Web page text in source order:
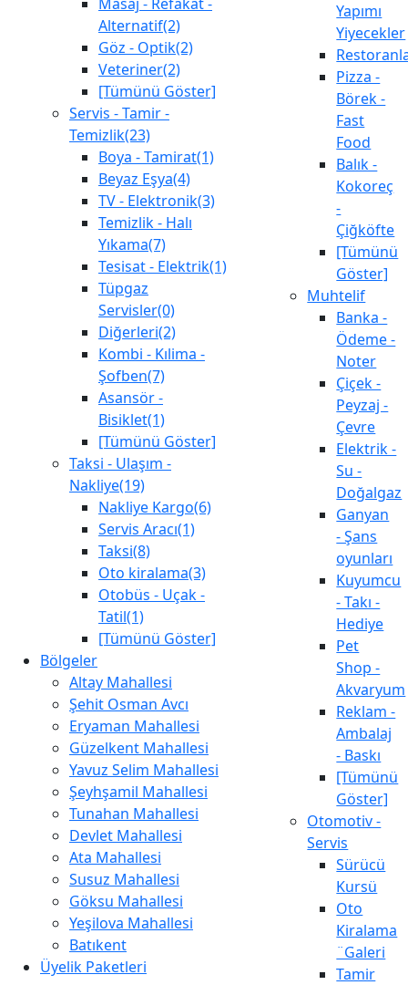
Alternatif(2)
Göz - Optik(2)
Veteriner(2)
[Tümünü Göster]
Servis - Tamir -
Temizlik(23)
Boya - Tamirat(1)
Beyaz Eşya(4)
TV - Elektronik(3)
Temizlik - Halı
Yıkama(7)
Tesisat - Elektrik(1)
Tüpgaz
Servisler(0)
Diğerleri(2)
Kombi - Kılima -
Şofben(7)
Asansör -
Bisiklet(1)
[Tümünü Göster]
Taksi - Ulaşım -
Nakliye(19)
Nakliye Kargo(6)
Servis Aracı(1)
Taksi(8)
Oto kiralama(3)
Otobüs - Uçak -
Tatil(1)
[Tümünü Göster]
Bölgeler
Altay Mahallesi
Şehit Osman Avcı
Eryaman Mahallesi
Güzelkent Mahallesi
Yavuz Selim Mahallesi
Şeyhşamil Mahallesi
Tunahan Mahallesi
Devlet Mahallesi
Ata Mahallesi
Susuz Mahallesi
Göksu Mahallesi
Yeşilova Mahallesi
Batıkent
Üyelik Paketleri
Yapımı
Yiyecekler
Pizza -
Börek -
Fast
Food
Balık -
Kokoreç
-
Çiğköfte
[Tümünü
Göster]
Muhtelif
Banka -
Ödeme -
Noter
Çiçek -
Peyzaj -
Çevre
Elektrik -
Su -
Doğalgaz
Ganyan
- Şans
oyunları
Kuyumcu
- Takı -
Hediye
Pet
Shop -
Akvaryum
Reklam -
Ambalaj
- Baskı
[Tümünü
Göster]
Otomotiv -
Servis
Sürücü
Kursü
Oto
Kiralama
¨Galeri
Tamir